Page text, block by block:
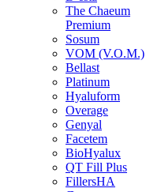
The Chaeum
Premium
Sosum
VOM (V.O.M.)
Bellast
Platinum
Hyaluform
Overage
Genyal
Facetem
BioHyalux
QT Fill Plus
FillersHA